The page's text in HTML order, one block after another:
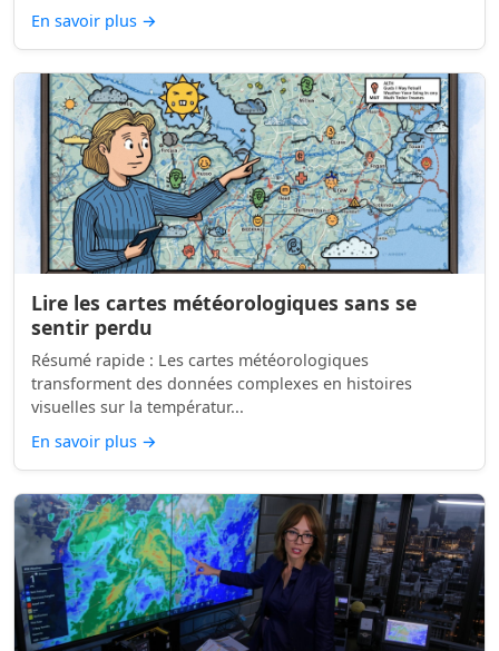
En savoir plus →
Lire les cartes météorologiques sans se
sentir perdu
Résumé rapide : Les cartes météorologiques
transforment des données complexes en histoires
visuelles sur la températur...
En savoir plus →